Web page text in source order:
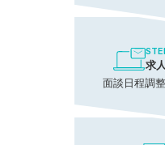
求
面談日程調